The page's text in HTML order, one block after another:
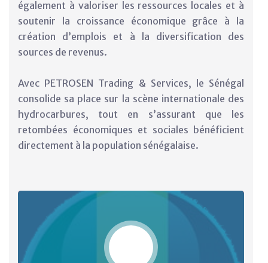
également à valoriser les ressources locales et à
soutenir la croissance économique grâce à la
création d’emplois et à la diversification des
sources de revenus.
Avec PETROSEN Trading & Services, le Sénégal
consolide sa place sur la scène internationale des
hydrocarbures, tout en s’assurant que les
retombées économiques et sociales bénéficient
directement à la population sénégalaise.